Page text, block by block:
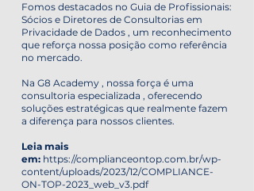
Fomos destacados no Guia de Profissionais:
Sócios e Diretores de Consultorias em
Privacidade de Dados , um reconhecimento
que reforça nossa posição como referência
no mercado.
Na G8 Academy , nossa força é uma
consultoria especializada , oferecendo
soluções estratégicas que realmente fazem
a diferença para nossos clientes.
Leia mais
em: https://complianceontop.com.br/wp-
content/uploads/2023/12/COMPLIANCE-
ON-TOP-2023_web_v3.pdf